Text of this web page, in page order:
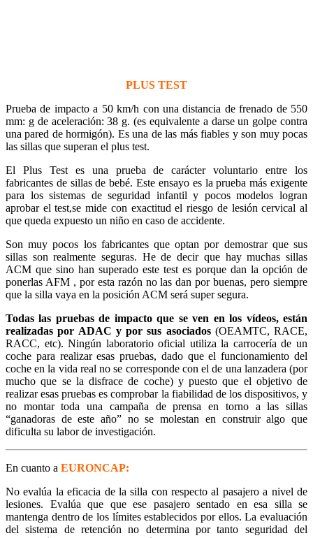
PLUS TEST
Prueba de impacto a 50 km/h con una distancia de frenado de 550
mm: g de aceleración: 38 g. (es equivalente a darse un golpe contra
una pared de hormigón). Es una de las más fiables y son muy pocas
las sillas que superan el plus test.
El Plus Test es una prueba de carácter voluntario entre los
fabricantes de sillas de bebé. Este ensayo es la prueba más exigente
para los sistemas de seguridad infantil y pocos modelos logran
aprobar el test,se mide con exactitud el riesgo de lesión cervical al
que queda expuesto un niño en caso de accidente.
Son muy pocos los fabricantes que optan por demostrar que sus
sillas son realmente seguras. He de decir que hay muchas sillas
ACM que sino han superado este test es porque dan la opción de
ponerlas AFM , por esta razón no las dan por buenas, pero siempre
que la silla vaya en la posición ACM será super segura.
Todas las pruebas de impacto que se ven en los vídeos, están
realizadas por ADAC y por sus asociados(OEAMTC, RACE,
RACC, etc). Ningún laboratorio oficial utiliza la carrocería de un
coche para realizar esas pruebas, dado que el funcionamiento del
coche en la vida real no se corresponde con el de una lanzadera (por
mucho que se la disfrace de coche) y puesto que el objetivo de
realizar esas pruebas es comprobar la fiabilidad de los dispositivos, y
no montar toda una campaña de prensa en torno a las sillas
“ganadoras de este año” no se molestan en construir algo que
dificulta su labor de investigación.
En cuanto a EURONCAP:
No evalúa la eficacia de la silla con respecto al pasajero a nivel de
lesiones. Evalúa que que ese pasajero sentado en esa silla se
mantenga dentro de los límites establecidos por ellos. La evaluación
del sistema de retención no determina por tanto seguridad del